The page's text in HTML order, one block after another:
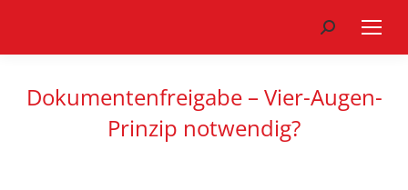
Search:
Dokumentenfreigabe – Vier-Augen-
Prinzip notwendig?